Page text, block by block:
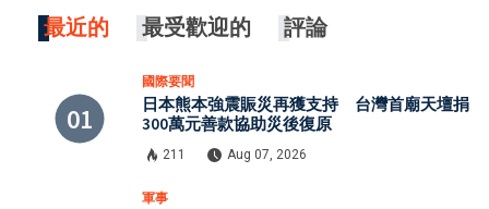
最近的 最受歡迎的 評論
國際要聞
日本熊本強震賑災再獲支持 台灣首廟天壇捐
300萬元善款協助災後復原
211 Aug 07, 2026
軍事